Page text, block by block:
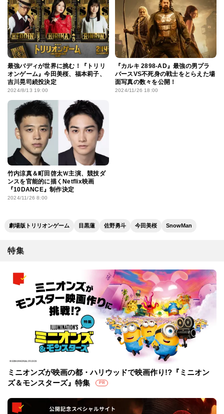
最強バディが世界に挑む！『トリリ
オンゲーム』今田美桜、福本莉子、
吉川晃司続投決定
2024/8/13 19:00
『カルキ 2898-AD』最強の男プラ
バースVS不死身の戦士をとらえた場
面写真の数々を公開！
2024/11/26 18:00
竹内涼真＆町田啓太Ｗ主演、競技ダ
ンスを官能的に描くNetflix映画
『10DANCE』制作決定
2024/11/26 8:00
劇場版トリリオンゲーム 目黒蓮 佐野勇斗 今田美桜 SnowMan
特集
ミニオンズが映画の都・ハリウッドで映画作り!?『ミニオン
ズ＆モンスターズ』特集
PR